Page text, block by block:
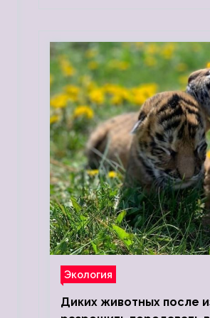
Экология
Диких животных после